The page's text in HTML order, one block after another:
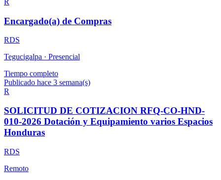
Encargado(a) de Compras
RDS
Tegucigalpa · Presencial
Tiempo completo
Publicado hace 3 semana(s)
R
SOLICITUD DE COTIZACION RFQ-CO-HND-
010-2026 Dotación y Equipamiento varios Espacios
Honduras
RDS
Remoto